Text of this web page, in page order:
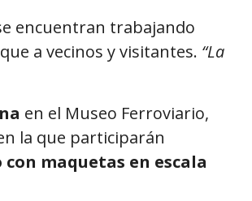
encuentran trabajando
a vecinos y visitantes. “La
en el Museo Ferroviario,
la que participarán
maquetas en escala